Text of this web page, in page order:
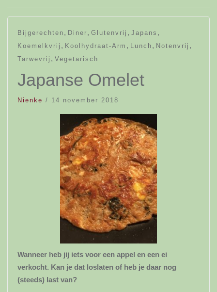
Bijgerechten , Diner , Glutenvrij , Japans ,
Koemelkvrij , Koolhydraat-Arm , Lunch , Notenvrij ,
Tarwevrij , Vegetarisch
Japanse Omelet
Nienke / 14 november 2018
Wanneer heb jij iets voor een appel en een ei
verkocht. Kan je dat loslaten of heb je daar nog
(steeds) last van?